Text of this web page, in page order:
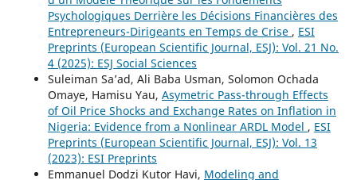
Psychologiques Derrière les Décisions Financières des
Entrepreneurs-Dirigeants en Temps de Crise , ESI
Preprints (European Scientific Journal, ESJ): Vol. 21 No.
4 (2025): ESJ Social Sciences
Suleiman Sa’ad, Ali Baba Usman, Solomon Ochada
Omaye, Hamisu Yau, Asymetric Pass-through Effects
of Oil Price Shocks and Exchange Rates on Inflation in
Nigeria: Evidence from a Nonlinear ARDL Model , ESI
Preprints (European Scientific Journal, ESJ): Vol. 13
(2023): ESI Preprints
Emmanuel Dodzi Kutor Havi, Modeling and